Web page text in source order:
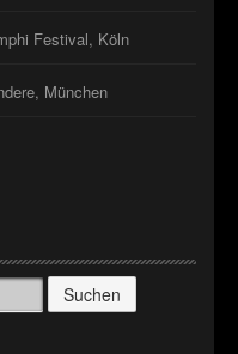
Festival, Köln
München